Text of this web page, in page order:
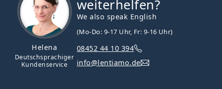
Helena
Deutschsprachiger
Kundenservice
weiterhelfen?
We also speak English
(Mo-Do: 9-17 Uhr, Fr: 9-16 Uhr)
08452 44 10 394
info@lentiamo.de